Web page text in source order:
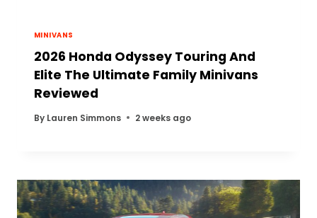
MINIVANS
2026 Honda Odyssey Touring And
Elite The Ultimate Family Minivans
Reviewed
By Lauren Simmons 2 weeks ago